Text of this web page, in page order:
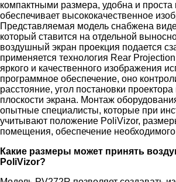
компактными размера, удобна и проста
обеспечивает высококачественное
Представляемая модель снабжена
который ставится на отдельной
воздушный экран проекция подается
применяется технология Rear
яркого и качественного изображения
программное обеспечение, оно
расстояние, угол постановки
плоскости экрана. Монтаж
опытные специалисты, которые при
учитывают положение PoliVizor,
помещения, обеспечение
Какие размеры может принять
PoliVizor?